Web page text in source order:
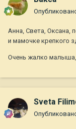
Анна, Света,
и мамочке крепкого
Очень жалко
Sveta